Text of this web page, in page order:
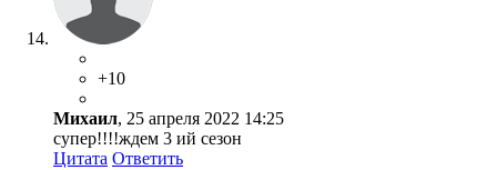
+10
Михаил, 25 апреля 2022 14:25
супер!!!!ждем 3 ий сезон
Цитата Ответить